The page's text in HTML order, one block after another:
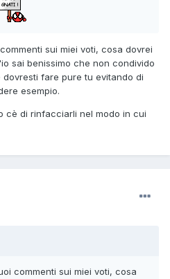
sui miei voti, cosa dovrei
sai benissimo che non condivido
fare pure tu evitando di
esempio.
cè di rinfacciarli nel modo in cui
commenti sui miei voti, cosa